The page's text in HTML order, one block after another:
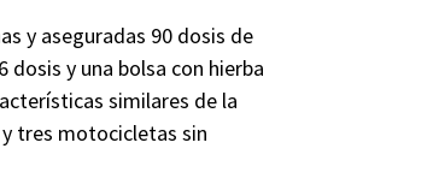
y aseguradas 90 dosis de
y una bolsa con hierba
similares de la
tres motocicletas sin